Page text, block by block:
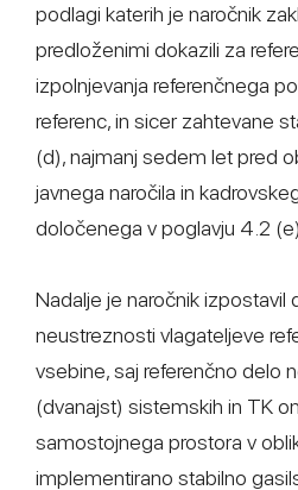
podlagi katerih je naročnik
predloženimi dokazili za
izpolnjevanja referenčnega
referenc, in sicer zahtevane
(d), najmanj sedem let pred
javnega naročila in
določenega v poglavju 4.2 (e).
Nadalje je naročnik izpostavil
neustreznosti vlagateljeve
vsebine, saj referenčno delo
(dvanajst) sistemskih in TK
samostojnega prostora v
implementirano stabilno